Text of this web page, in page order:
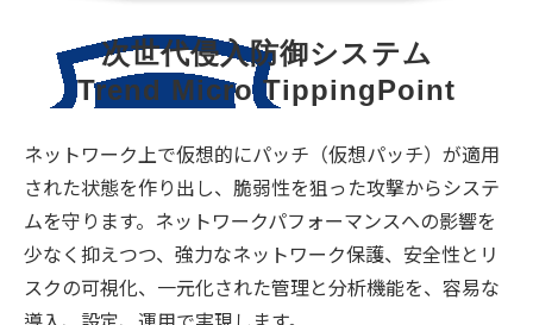
次世代侵入防御システム
Trend Micro TippingPoint
ネットワーク上で仮想的にパッチ（仮想パッチ）が適用
された状態を作り出し、脆弱性を狙った攻撃からシステ
ムを守ります。ネットワークパフォーマンスへの影響を
少なく抑えつつ、強力なネットワーク保護、安全性とリ
スクの可視化、一元化された管理と分析機能を、容易な